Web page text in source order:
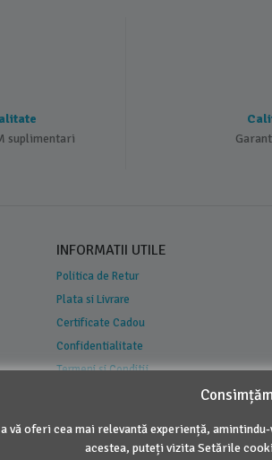
suplimentari
INFORMATII UTILE
Politica de Retur
Plata si Livrare
Certificate Cadou
Confidentialitate
Termeni si Conditii
oferi cea mai relevantă experiență,
acestea, puteți vizita Setările